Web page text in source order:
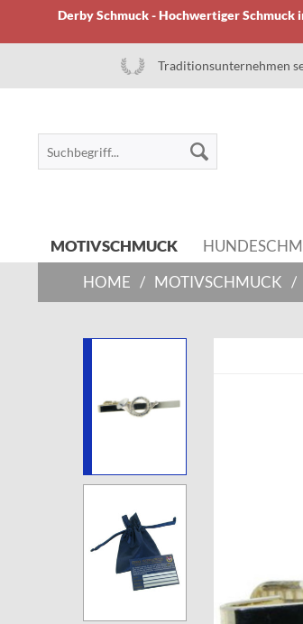
Derby Schmuck - Hochwertiger
Traditionsunternehmen
MOTIVSCHMUCK
HOME / MOTIVSCHMUCK /